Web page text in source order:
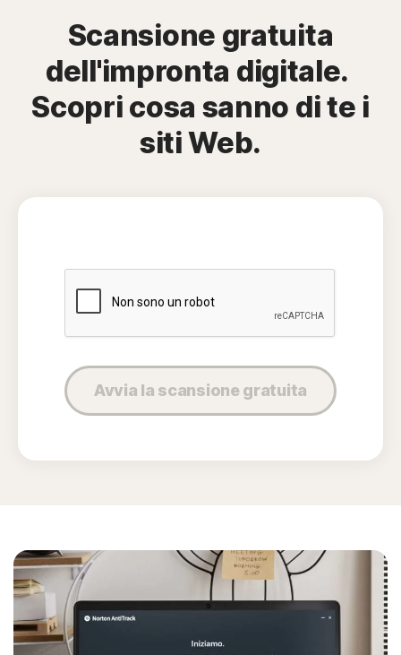
Scansione gratuita
dell'impronta digitale.
Scopri cosa sanno di te i
siti Web.
Avvia la scansione gratuita